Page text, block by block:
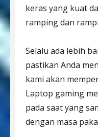
keras yang kuat
ramping dan
Selalu ada lebih
pastikan Anda
kami akan
Laptop gaming
pada saat yang
dengan masa